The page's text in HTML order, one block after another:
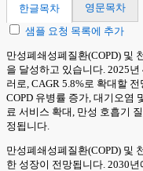
한글목차
영문목차
샘플 요청 목록에 추가
만성폐쇄성폐질환(COPD) 및
을 달성하고 있습니다. 2025
러로, CAGR 5.8%로 확대할
COPD 유병률 증가, 대기오염
료 서비스 확대, 만성 호흡기
정됩니다.
만성폐쇄성폐질환(COPD) 및
한 성장이 전망됩니다. 2030